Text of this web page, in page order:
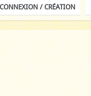
/ CRÉATION